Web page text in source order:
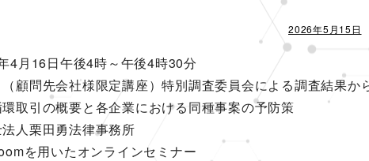
2026年5月15日
4月16日午後4時～午後4時30分
（顧問先会社様限定講座）特別調査委員会による調査結果
取引の概要と各企業における同種事案の予防策
法人栗田勇法律事務所
を用いたオンラインセミナー